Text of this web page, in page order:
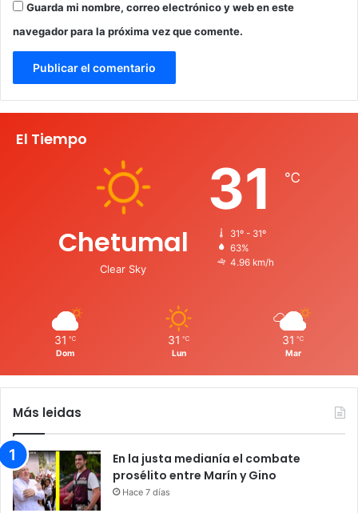
Guarda mi nombre, correo electrónico y web en este
navegador para la próxima vez que comente.
El Tiempo
Chetumal
Clear Sky
31 ℃
31º - 31º
63%
4.96 km/h
31 ℃
Dom
31 ℃
Lun
31 ℃
Mar
Más leidas
En la justa medianía el combate
prosélito entre Marín y Gino
Hace 7 días